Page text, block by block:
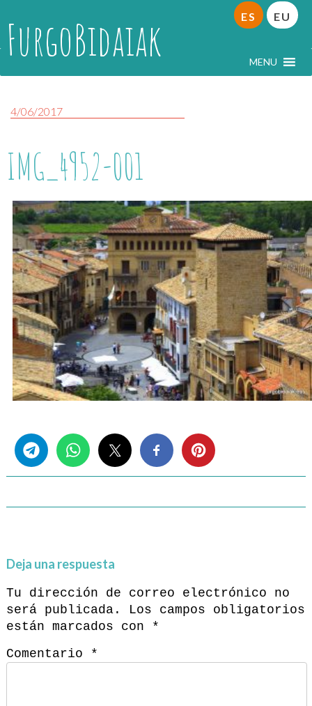
FurgoBidaiak MENU
ES EU
4/06/2017
IMG_4952-001
Deja una respuesta
Tu dirección de correo electrónico no
será publicada.
Los campos obligatorios
están marcados con
*
Comentario
*